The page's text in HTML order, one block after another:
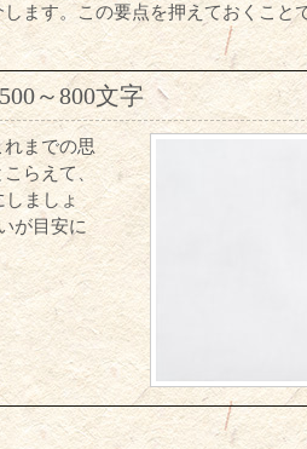
ます。この要点を押えておくこと
～800文字
までの思
らえて、
ましょ
が目安に